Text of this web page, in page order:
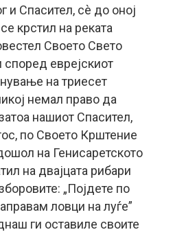
и Спасител, сè до оној
крстил на реката
Своето Свето
според еврејскиот
на триесет
немал право да
нашиот Спасител,
по Своето Крштение
на Генисаретското
на двајцата рибари
„Појдете по
ловци на луѓе”
ги оставиле своите